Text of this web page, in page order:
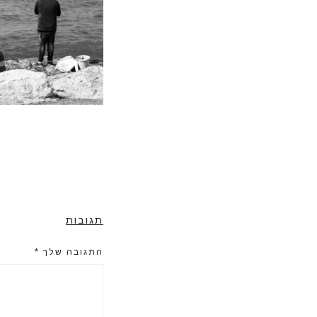
תגובות
התגובה שלך *